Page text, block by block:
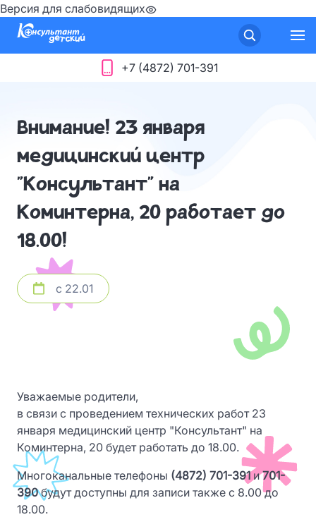
Версия для слабовидящих
+7 (4872) 701-391
Внимание! 23 января
медицинский центр
"Консультант" на
Коминтерна, 20 работает до
18.00!
с 22.01
Уважаемые родители,
в связи с проведением технических работ 23
января медицинский центр "Консультант" на
Коминтерна, 20 будет работать до 18.00.
Многоканальные телефоны (4872) 701-391и701-
390будут доступны для записи также с 8.00 до
18.00.